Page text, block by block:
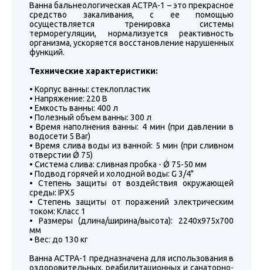
Ванна бальнеологическая АСТРА-1 – это прекрасное
средство закаливания, с ее помощью
осуществляется тренировка системы
терморегуляции, нормализуется реактивность
организма, ускоряется восстановление нарушенных
функций.
Технические характеристики:
• Корпус ванны: стеклопластик
• Напряжение: 220 В
• Емкость ванны: 400 л
• Полезный объем ванны: 300 л
• Время наполнения ванны: 4 мин (при давлении в
водосети 5 Bar)
• Время слива воды из ванной: 5 мин (при сливном
отверстии Ǿ 75)
• Система слива: сливная пробка - Ǿ 75-50 мм
• Подвод горячей и холодной воды: G 3/4"
• Степень защиты от воздействия окружающей
среды: IPX5
• Степень защиты от поражений электрическим
током: Класс 1
• Размеры (длина/ширина/высота): 2240х975х700
мм
• Вес: до 130 кг
Ванна АСТРА-1 предназначена для использования в
оздоровительных, реабилитационных и санаторно-